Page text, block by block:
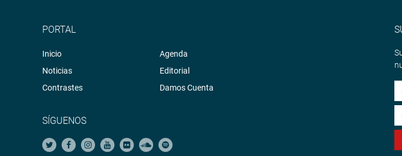
PORTAL
Inicio
Noticias
Contrastes
Agenda
Editorial
Damos Cuenta
SÍGUENOS